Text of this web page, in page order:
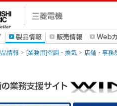
情報 [業務用]空調・換気 店舗・事務